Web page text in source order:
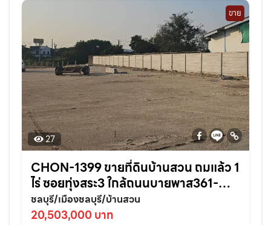
ขาย
27
CHON-1399 ขายที่ดินบ้านสวน ถมแล้ว 1
ไร่ ซอยทุ่งสระ3 ใกล้ถนนบายพาส361-
950เมตร อ.เมืองชลบุรี
ชลบุรี/เมืองชลบุรี/บ้านสวน
20,503,000 บาท